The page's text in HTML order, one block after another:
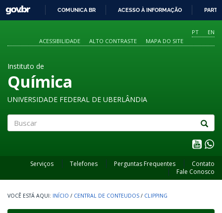
O
CONTEÚDO
GOVBR
COMUNICA BR ACESSO À INFORMAÇÃO
PT
EN
ACESSIBILIDADE
ALTO CONTRASTE MAPA DO SITE
Instituto de
Química
UNIVERSIDADE FEDERAL DE UBERLÂNDIA
Serviços Telefones Perguntas Frequentes
Contato
Fale Conosco
INÍCIO / CENTRAL DE CONTEUDOS / CLIPPING